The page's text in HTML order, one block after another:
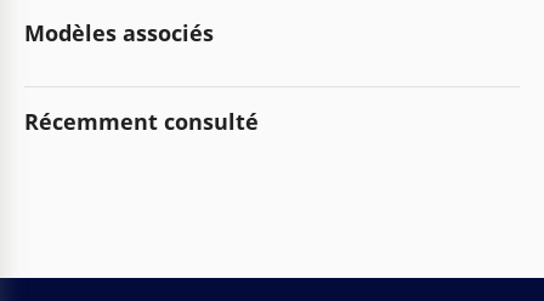
Modèles associés
Récemment consulté